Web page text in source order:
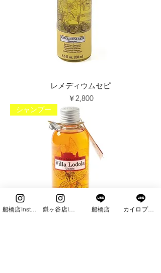
レメディウムセピ
価格
￥2,800
シャンプー
船橋店 カイロプラクティック